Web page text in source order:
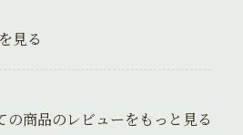
見る
の商品のレビューをもっと見る